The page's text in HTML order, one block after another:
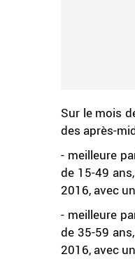
Sur le mois
des après-
- meilleure
de 15-49
2016, avec
- meilleure
de 35-59
2016, avec